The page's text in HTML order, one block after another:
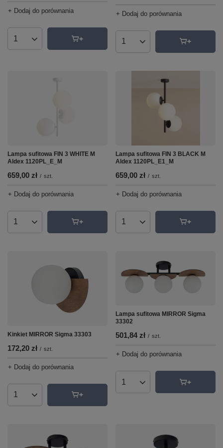
+ Dodaj do porównania
Ilość produktów
+ Dodaj do porównania
Ilość produktów
Lampa sufitowa FIN 3 WHITE M
Aldex 1120PL_E_M
659,00 zł / szt.
+ Dodaj do porównania
Ilość produktów
Lampa sufitowa FIN 3 BLACK M
Aldex 1120PL_E1_M
659,00 zł / szt.
+ Dodaj do porównania
Ilość produktów
Kinkiet MIRROR Sigma 33303
172,20 zł / szt.
+ Dodaj do porównania
Ilość produktów
Lampa sufitowa MIRROR Sigma
33302
501,84 zł / szt.
+ Dodaj do porównania
Ilość produktów